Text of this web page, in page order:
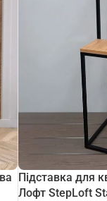
Підставка для
Лофт StepLoft